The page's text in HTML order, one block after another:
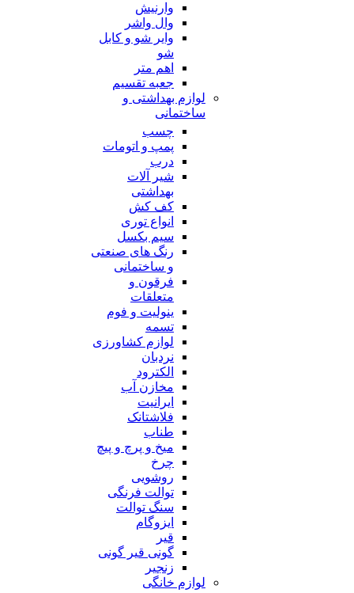
وارنیش
وال واشر
وایر شو و کابل
شو
اهم متر
جعبه تقسیم
لوازم بهداشتی و
ساختمانی
چسب
پمپ و اتومات
درب
شیر آلات
بهداشتی
کف کش
انواع توری
سیم بکسل
رنگ های صنعتی
و ساختمانی
فرقون و
متعلقات
ینولیت و فوم
تسمه
لوازم کشاورزی
نردبان
الکترود
مخازن آب
ایرانیت
فلاشتانک
طناب
میخ و پرچ و پیچ
چرخ
روشویی
توالت فرنگی
سنگ توالت
ایزوگام
قیر
گونی قیر گونی
زنجیر
لوازم خانگی